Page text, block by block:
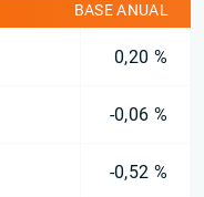
BASE ANUAL
0,20 %
-0,06 %
-0,52 %